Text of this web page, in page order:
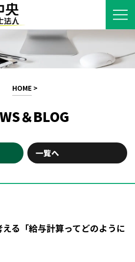
HOME >
＆BLOG
一覧へ
る「給与計算ってどのように